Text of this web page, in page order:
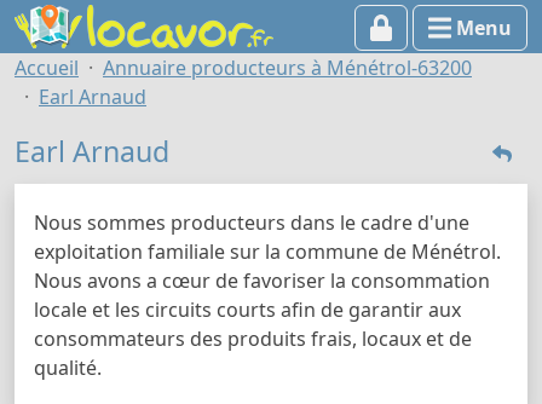
Menu
Accueil
Annuaire producteurs à Ménétrol-63200
Earl Arnaud
Earl Arnaud
Nous sommes producteurs dans le cadre d'une
exploitation familiale sur la commune de Ménétrol.
Nous avons a cœur de favoriser la consommation
locale et les circuits courts afin de garantir aux
consommateurs des produits frais, locaux et de
qualité.